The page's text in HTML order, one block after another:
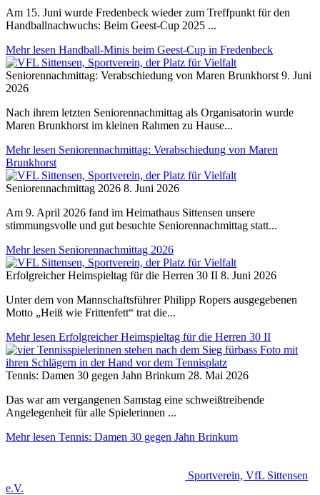
Am 15. Juni wurde Fredenbeck wieder zum Treffpunkt für den
Handballnachwuchs: Beim Geest-Cup 2025 ...
Mehr lesen Handball-Minis beim Geest-Cup in Fredenbeck
Seniorennachmittag: Verabschiedung von Maren Brunkhorst 9. Juni
2026
Nach ihrem letzten Seniorennachmittag als Organisatorin wurde
Maren Brunkhorst im kleinen Rahmen zu Hause...
Mehr lesen Seniorennachmittag: Verabschiedung von Maren
Brunkhorst
Seniorennachmittag 2026 8. Juni 2026
Am 9. April 2026 fand im Heimathaus Sittensen unsere
stimmungsvolle und gut besuchte Seniorennachmittag statt...
Mehr lesen Seniorennachmittag 2026
Erfolgreicher Heimspieltag für die Herren 30 II 8. Juni 2026
Unter dem von Mannschaftsführer Philipp Ropers ausgegebenen
Motto „Heiß wie Frittenfett“ trat die...
Mehr lesen Erfolgreicher Heimspieltag für die Herren 30 II
Tennis: Damen 30 gegen Jahn Brinkum 28. Mai 2026
Das war am vergangenen Samstag eine schweißtreibende
Angelegenheit für alle Spielerinnen ...
Mehr lesen Tennis: Damen 30 gegen Jahn Brinkum
Sportverein, VfL Sittensen
e.V.